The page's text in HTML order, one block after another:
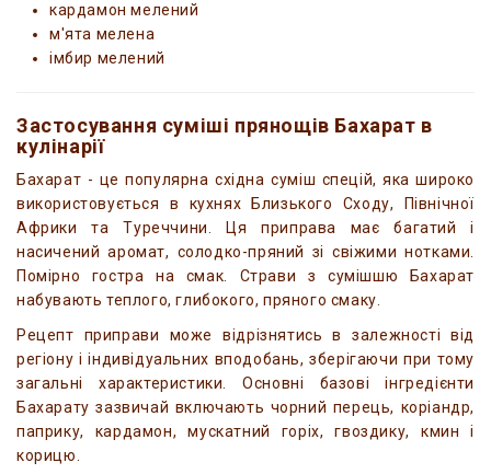
кардамон мелений
м'ята мелена
імбир мелений
Застосування суміші прянощів Бахарат в
кулінарії
Бахарат - це популярна східна суміш спецій, яка широко
використовується в кухнях Близького Сходу, Північної
Африки та Туреччини. Ця приправа має багатий і
насичений аромат, солодко-пряний зі свіжими нотками.
Помірно гостра на смак. Страви з сумішшю Бахарат
набувають теплого, глибокого, пряного смаку.
Рецепт приправи може відрізнятись в залежності від
регіону і індивідуальних вподобань, зберігаючи при тому
загальні характеристики. Основні базові інгредієнти
Бахарату зазвичай включають чорний перець, коріандр,
паприку, кардамон, мускатний горіх, гвоздику, кмин і
корицю.